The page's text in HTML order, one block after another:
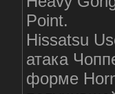
Point.
Hissatsu
атака
форме